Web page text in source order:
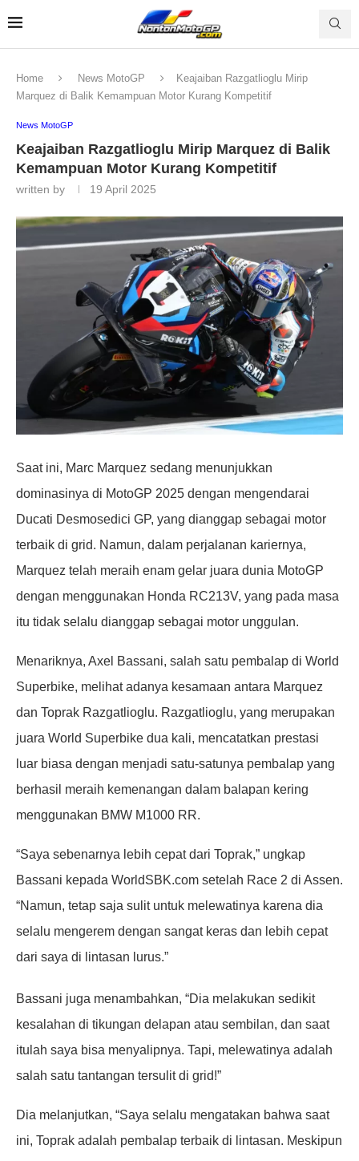
Home News MotoGP
Keajaiban Razgatlioglu Mirip
Marquez di Balik Kemampuan Motor Kurang Kompetitif
News MotoGP
Keajaiban Razgatlioglu Mirip Marquez di Balik
Kemampuan Motor Kurang Kompetitif
written by 19 April 2025
Saat ini, Marc Marquez sedang menunjukkan
dominasinya di MotoGP 2025 dengan mengendarai
Ducati Desmosedici GP, yang dianggap sebagai motor
terbaik di grid. Namun, dalam perjalanan kariernya,
Marquez telah meraih enam gelar juara dunia MotoGP
dengan menggunakan Honda RC213V, yang pada masa
itu tidak selalu dianggap sebagai motor unggulan.
Menariknya, Axel Bassani, salah satu pembalap di World
Superbike, melihat adanya kesamaan antara Marquez
dan Toprak Razgatlioglu. Razgatlioglu, yang merupakan
juara World Superbike dua kali, mencatatkan prestasi
luar biasa dengan menjadi satu-satunya pembalap yang
berhasil meraih kemenangan dalam balapan kering
menggunakan BMW M1000 RR.
“Saya sebenarnya lebih cepat dari Toprak,” ungkap
Bassani kepada WorldSBK.com setelah Race 2 di Assen.
“Namun, tetap saja sulit untuk melewatinya karena dia
selalu mengerem dengan sangat keras dan lebih cepat
dari saya di lintasan lurus.”
Bassani juga menambahkan, “Dia melakukan sedikit
kesalahan di tikungan delapan atau sembilan, dan saat
itulah saya bisa menyalipnya. Tapi, melewatinya adalah
salah satu tantangan tersulit di grid!”
Dia melanjutkan, “Saya selalu mengatakan bahwa saat
ini, Toprak adalah pembalap terbaik di lintasan. Meskipun